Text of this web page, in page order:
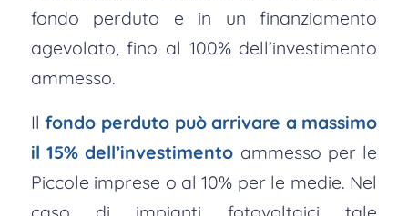
fondo perduto e in un finanziamento
agevolato, fino al 100% dell’investimento
ammesso.
Ilfondo perduto può arrivare a massimo
il 15% dell’investimento ammesso per le
Piccole imprese o al 10% per le medie. Nel